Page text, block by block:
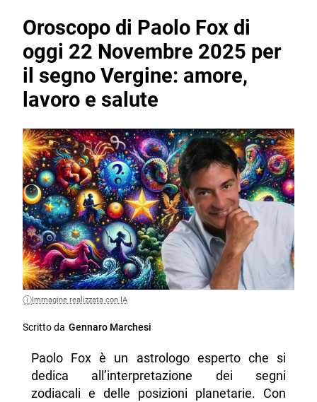
Oroscopo di Paolo Fox di
oggi 22 Novembre 2025 per
il segno Vergine: amore,
lavoro e salute
Immagine realizzata con IA
Scritto da Gennaro Marchesi
Paolo Fox è un astrologo esperto che si
dedica all’interpretazione dei segni
zodiacali e delle posizioni planetarie. Con